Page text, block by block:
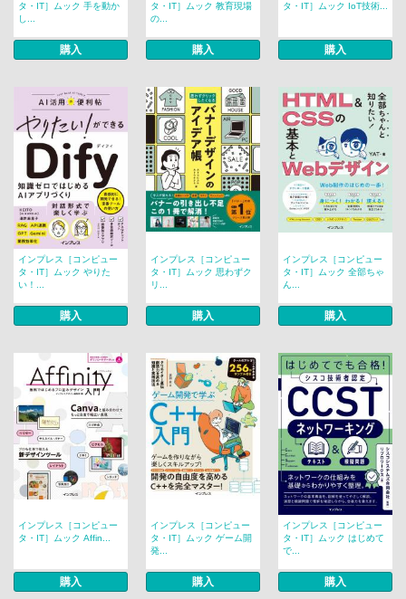
タ・IT］ムック 手を動か
し...
購入
タ・IT］ムック 教育現場
の...
購入
タ・IT］ムック IoT技術...
購入
インプレス［コンピュー
タ・IT］ムック やりた
い！...
購入
インプレス［コンピュー
タ・IT］ムック 思わずク
リ...
購入
インプレス［コンピュー
タ・IT］ムック 全部ちゃ
ん...
購入
インプレス［コンピュー
タ・IT］ムック Affin...
購入
インプレス［コンピュー
タ・IT］ムック ゲーム開
発...
購入
インプレス［コンピュー
タ・IT］ムック はじめて
で...
購入